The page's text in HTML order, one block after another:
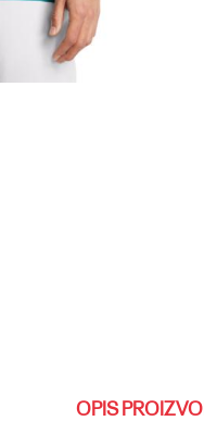
OPIS